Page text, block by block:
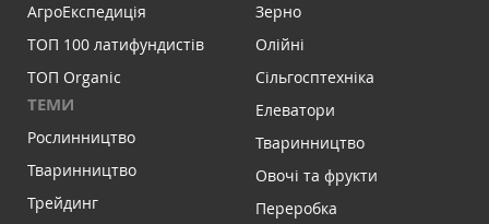
АгроЕкспедиція
ТОП 100 латифундистів
ТОП Organic
ТЕМИ
Рослинництво
Тваринництво
Трейдинг
Зерно
Олійні
Сільгосптехніка
Елеватори
Тваринництво
Овочі та фрукти
Переробка